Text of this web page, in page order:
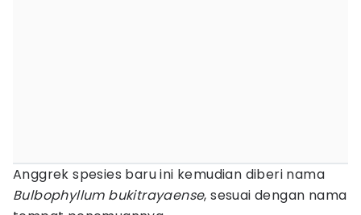
Anggrek spesies baru ini kemudian diberi nama
Bulbophyllum bukitrayaense, sesuai dengan nama